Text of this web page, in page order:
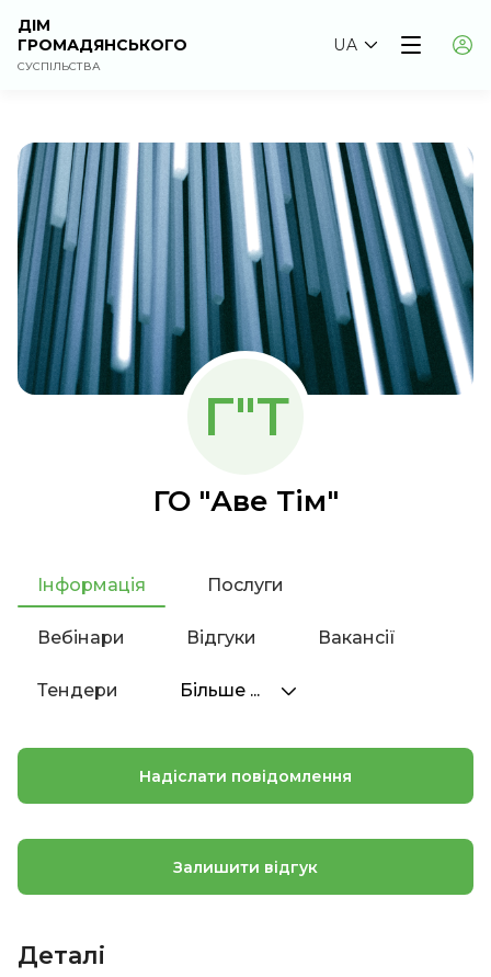
ДІМ
ГРОМАДЯНСЬКОГО
СУСПІЛЬСТВА
UA
Г"Т
ГО "Аве Тім"
Інформація Послуги
Вебінари Відгуки Вакансії
Тендери Більше ...
Надіслати повідомлення
Залишити відгук
Деталі